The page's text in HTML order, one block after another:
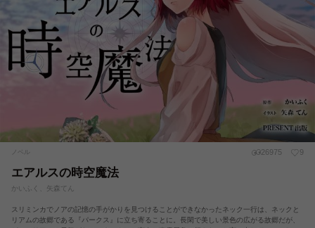
ノベル 26975 9
エアルスの時空魔法
かいふく、矢森てん
スリミンカでノアの記憶の手がかりを見つけることができなかったネック一行は、ネックと
リアムの故郷である『パークス』に立ち寄ることに。長閑で美しい景色の広がる故郷だが、